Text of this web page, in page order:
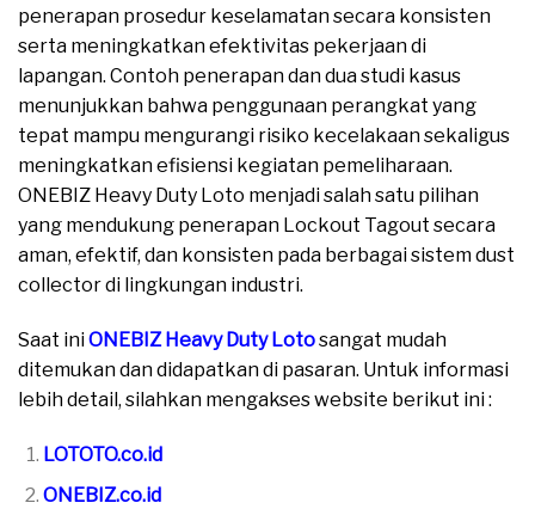
penerapan prosedur keselamatan secara konsisten
serta meningkatkan efektivitas pekerjaan di
lapangan. Contoh penerapan dan dua studi kasus
menunjukkan bahwa penggunaan perangkat yang
tepat mampu mengurangi risiko kecelakaan sekaligus
meningkatkan efisiensi kegiatan pemeliharaan.
ONEBIZ Heavy Duty Loto menjadi salah satu pilihan
yang mendukung penerapan Lockout Tagout secara
aman, efektif, dan konsisten pada berbagai sistem dust
collector di lingkungan industri.
Saat iniONEBIZ Heavy Duty Lotosangat mudah
ditemukan dan didapatkan di pasaran. Untuk informasi
lebih detail, silahkan mengakses website berikut ini :
LOTOTO.co.id
ONEBIZ.co.id